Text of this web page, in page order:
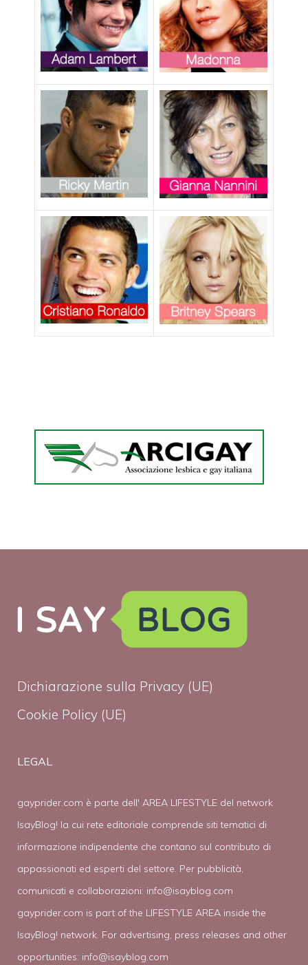
Dichiarazione sulla Privacy (UE)
Cookie Policy (UE)
LEGAL
gayprider.com è parte dell' AREA LIFESTYLE del network
IsayBlog! la cui rete editoriale comprende siti tematici di
informazione indipendente che contano sul contributo di
appassionati ed esperti del settore. Per pubblicità,
comunicati e collaborazioni: info@isayblog.com
gayprider.com is part of the LIFESTYLE AREA inside the
IsayBlog! network. For advertising, press releases and other
opportunities: info@isayblog.com